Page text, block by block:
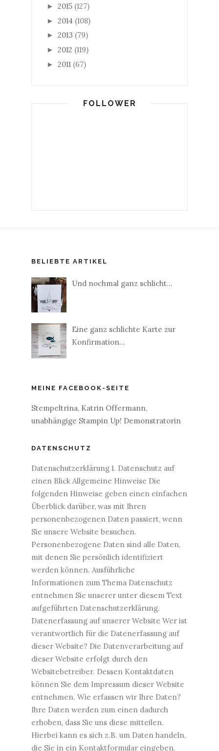
► 2015 (127)
► 2014 (108)
► 2013 (79)
► 2012 (119)
► 2011 (67)
FOLLOWER
BELIEBTE ARTIKEL
Und nochmal ganz schlicht...
Eine ganz schlichte Karte zur
Konfirmation...
MEINE FACEBOOK-SEITE
Stempeltrina, Katrin Offermann,
unabhängige Stampin Up! Demonstratorin
DATENSCHUTZ
Datenschutzerklärung 1. Datenschutz auf
einen Blick Allgemeine Hinweise Die
folgenden Hinweise geben einen einfachen
Überblick darüber, was mit Ihren
personenbezogenen Daten passiert, wenn
Sie unsere Website besuchen.
Personenbezogene Daten sind alle Daten,
mit denen Sie persönlich identifiziert
werden können. Ausführliche
Informationen zum Thema Datenschutz
entnehmen Sie unserer unter diesem Text
aufgeführten Datenschutzerklärung.
Datenerfassung auf unserer Website Wer ist
verantwortlich für die Datenerfassung auf
dieser Website? Die Datenverarbeitung auf
dieser Website erfolgt durch den
Websitebetreiber. Dessen Kontaktdaten
können Sie dem Impressum dieser Website
entnehmen. Wie erfassen wir Ihre Daten?
Ihre Daten werden zum einen dadurch
erhoben, dass Sie uns diese mitteilen.
Hierbei kann es sich z.B. um Daten handeln,
die Sie in ein Kontaktformular eingeben.